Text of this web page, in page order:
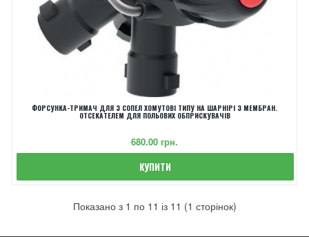
ФОРСУНКА-ТРИМАЧ ДЛЯ 3 СОПЕЛ ХОМУТОВІ ТИПУ НА ШАРНІРІ З МЕМБРАН.
ОТСЕКАТЕЛЕМ ДЛЯ ПОЛЬОВИХ ОБПРИСКУВАЧІВ
‎680.00 грн.
КУПИТИ
Показано з 1 по 11 із 11 (1 сторінок)